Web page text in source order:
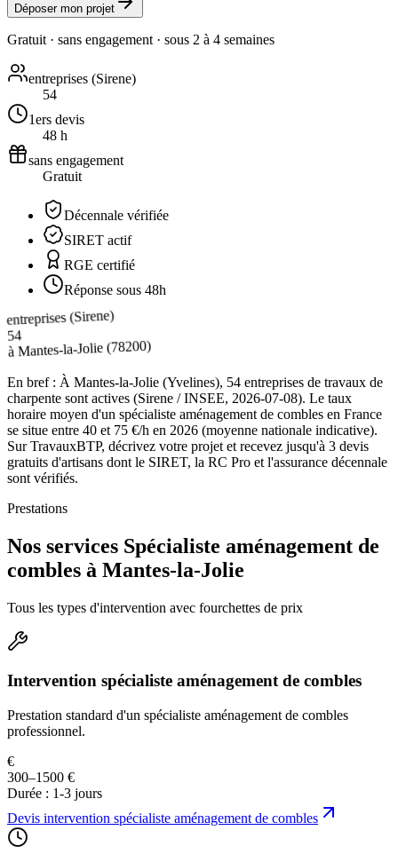
Déposer mon projet
Gratuit · sans engagement · sous 2 à 4 semaines
entreprises (Sirene)
54
1ers devis
48 h
sans engagement
Gratuit
Décennale vérifiée
SIRET actif
RGE certifié
Réponse sous 48h
entreprises (Sirene)
54
àMantes-la-Jolie(78200)
En bref : À Mantes-la-Jolie (Yvelines), 54 entreprises de travaux de
charpente sont actives (Sirene / INSEE, 2026-07-08). Le taux
horaire moyen d'un spécialiste aménagement de combles en France
se situe entre 40 et 75 €/h en 2026 (moyenne nationale indicative).
Sur TravauxBTP, décrivez votre projet et recevez jusqu'à 3 devis
gratuits d'artisans dont le SIRET, la RC Pro et l'assurance décennale
sont vérifiés.
Prestations
Nos services Spécialiste aménagement de
combles à Mantes-la-Jolie
Tous les types d'intervention avec fourchettes de prix
Intervention spécialiste aménagement de combles
Prestation standard d'un spécialiste aménagement de combles
professionnel.
€
300–1500 €
Durée : 1-3 jours
Devis intervention spécialiste aménagement de combles